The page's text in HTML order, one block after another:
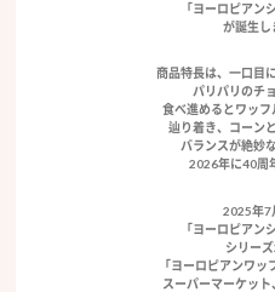
「ヨーロピアン
が誕生し
商品特長は、一口目
パリパリのチ
食べ進めるとワッ
辿り着き、コーン
バランスが絶妙
2026年に40周
2025年7
「ヨーロピアン
シリーズ
「ヨーロピアンワッ
スーパーマーケット